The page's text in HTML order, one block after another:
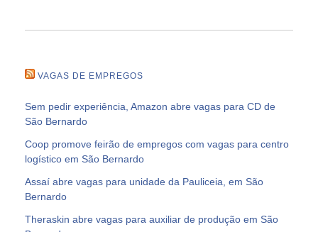
VAGAS DE EMPREGOS
Sem pedir experiência, Amazon abre vagas para CD de
São Bernardo
Coop promove feirão de empregos com vagas para centro
logístico em São Bernardo
Assaí abre vagas para unidade da Pauliceia, em São
Bernardo
Theraskin abre vagas para auxiliar de produção em São